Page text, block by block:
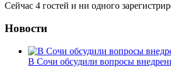
Сейчас 4 гостей и ни одного
Новости
В Сочи обсудили вопросы